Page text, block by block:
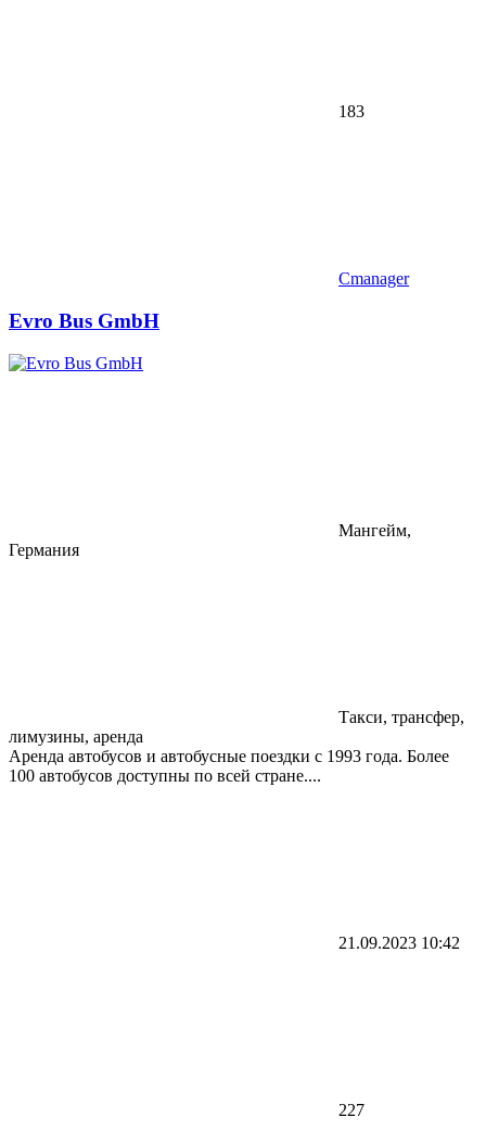
183
Cmanager
Evro Bus GmbH
Мангейм,
Германия
Такси, трансфер,
лимузины, аренда
Аренда автобусов и автобусные поездки с 1993 года. Более
100 автобусов доступны по всей стране....
21.09.2023 10:42
227